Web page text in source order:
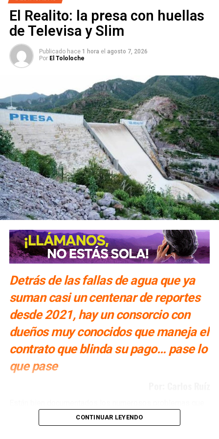
SIGUIENTE
Atlético de San Luis tendrá nueva pantalla para sus
partidos de local
NO TE PIERDAS
Diego Pineda debutó como goleador en Escocia
El Realito: la presa con huellas
de Televisa y Slim
Publicado hace 1 hora el agosto 7, 2026
Por El Tololoche
Detrás de las fallas de agua que ya
suman casi un centenar de reportes
desde 2021, hay un consorcio con
dueños muy conocidos que maneja el
contrato que blinda su pago… pase lo
que pase
ha tenido San Luis Potosí con la Presa El Realito, un
proyecto diseñado para surtir de agua a alrededor de 46
CONTINUAR LEYENDO